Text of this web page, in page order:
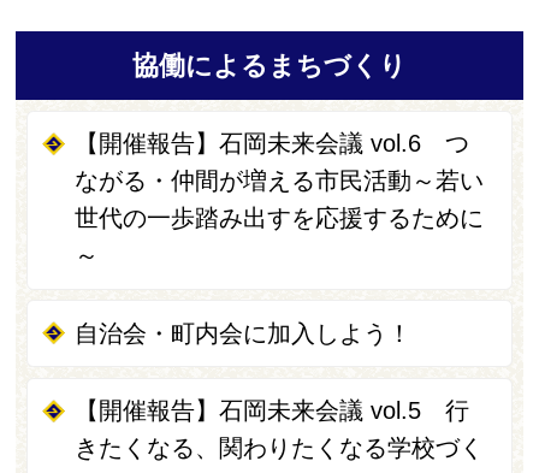
協働によるまちづくり
【開催報告】石岡未来会議 vol.6 つ
ながる・仲間が増える市民活動～若い
世代の一歩踏み出すを応援するために
～
自治会・町内会に加入しよう！
【開催報告】石岡未来会議 vol.5 行
きたくなる、関わりたくなる学校づく